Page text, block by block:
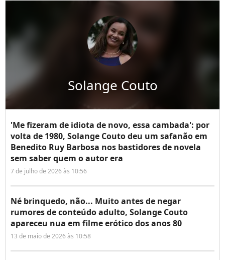
Solange Couto
'Me fizeram de idiota de novo, essa cambada': por
volta de 1980, Solange Couto deu um safanão em
Benedito Ruy Barbosa nos bastidores de novela
sem saber quem o autor era
7 de julho de 2026 às 10:56
Né brinquedo, não... Muito antes de negar
rumores de conteúdo adulto, Solange Couto
apareceu nua em filme erótico dos anos 80
13 de maio de 2026 às 10:58